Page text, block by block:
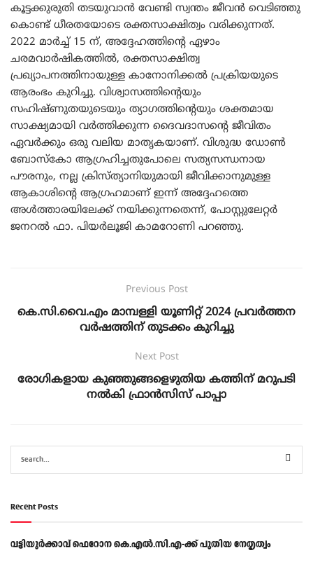
കൂട്ടക്കുരുതി തടയുവാൻ വേണ്ടി സ്വന്തം ജീവൻ വെടിഞ്ഞു
കൊണ്ട് ധീരതയോടെ രക്തസാക്ഷിത്വം വരിക്കുന്നത്.
2022 മാർച്ച് 15 ന്, അദ്ദേഹത്തിൻ്റെ ഏഴാം
ചരമവാർഷികത്തിൽ, രക്തസാക്ഷിത്വ
പ്രഖ്യാപനത്തിനായുള്ള കാനോനിക്കൽ പ്രക്രിയയുടെ
ആരംഭം കുറിച്ചു. വിശ്വാസത്തിൻ്റെയും
സഹിഷ്ണുതയുടെയും ത്യാഗത്തിൻ്റെയും ശക്തമായ
സാക്ഷ്യമായി വർത്തിക്കുന്ന ദൈവദാസന്റെ ജീവിതം
ഏവർക്കും ഒരു വലിയ മാതൃകയാണ്. വിശുദ്ധ ഡോൺ
ബോസ്കോ ആഗ്രഹിച്ചതുപോലെ സത്യസന്ധനായ
പൗരനും, നല്ല ക്രിസ്ത്യാനിയുമായി ജീവിക്കാനുമുള്ള
ആകാശിന്റെ ആഗ്രഹമാണ് ഇന്ന് അദ്ദേഹത്തെ
അൾത്താരയിലേക്ക് നയിക്കുന്നതെന്ന്, പോസ്റ്റുലേറ്റർ
ജനറൽ ഫാ. പിയർലൂജി കാമറോണി പറഞ്ഞു.
Previous Post
കെ.സി.വൈ.എം മാമ്പള്ളി യൂണിറ്റ് 2024 പ്രവർത്തന
വർഷത്തിന് തുടക്കം കുറിച്ചു
Next Post
രോഗികളായ കുഞ്ഞുങ്ങളെഴുതിയ കത്തിന് മറുപടി
നൽകി ഫ്രാൻസിസ് പാപ്പാ
Recent Posts
വട്ടിയൂർക്കാവ് ഫെറോന കെ.എൽ.സി.എ-ക്ക് പുതിയ നേതൃത്വം